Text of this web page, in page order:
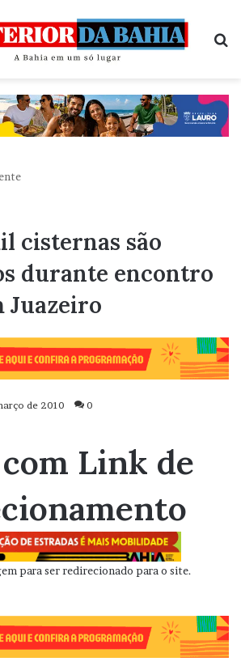
cisternas são
durante encontro
Juazeiro
de 2010 0
Link de
para ser redirecionado para o site.